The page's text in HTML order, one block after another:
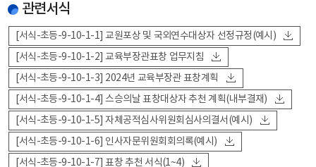
관련서식
[서식-초등-9-10-1-1] 교원포상 및 국외연수대상자 선정규정(예시)
[서식-초등-9-10-1-2] 교육부장관표창 업무지침
[서식-초등-9-10-1-3] 2024년 교육부장관 표창계획
[서식-초등-9-10-1-4] 스승의날 표창대상자 추천 계획(내부결재)
[서식-초등-9-10-1-5] 자체공적심사위원회심사의결서(예시)
[서식-초등-9-10-1-6] 인사자문위원회회의록(예시)
[서식-초등-9-10-1-7] 표창 추천 서식(1~4)